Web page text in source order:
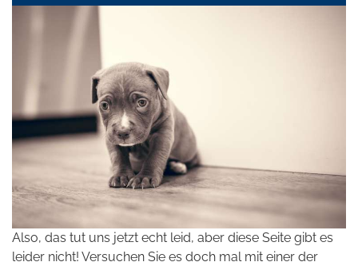
Also, das tut uns jetzt echt leid, aber diese Seite gibt es
leider nicht! Versuchen Sie es doch mal mit einer der